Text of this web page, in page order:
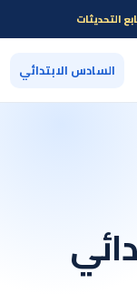
التحديثات
السادس الابتدائي